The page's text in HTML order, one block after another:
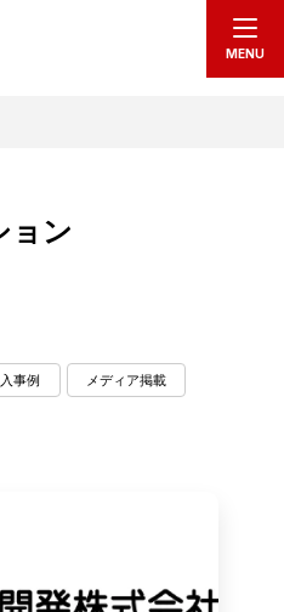
MENU
ョン
事例 メディア掲載